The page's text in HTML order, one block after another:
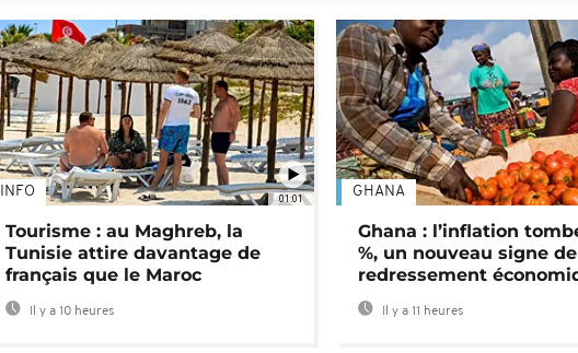
01:01
INFO
Tourisme : au Maghreb, la
Tunisie attire davantage de
français que le Maroc
Il y a 10 heures
GHANA
Ghana : l’inflation
%, un nouveau signe de
redressement
Il y a 11 heures